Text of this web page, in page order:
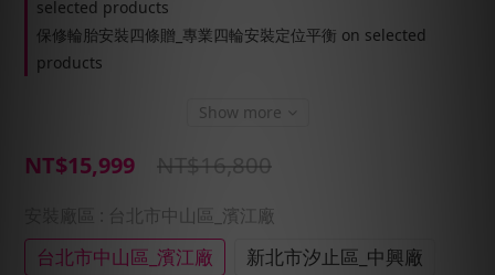
selected products
保修輪胎安裝四條贈_專業四輪安裝定位平衡 on selected
products
Show more
NT$15,999 NT$16,800
: 台北市中山區_濱江廠
台北市中山區_濱江廠
新北市汐止區_中興廠